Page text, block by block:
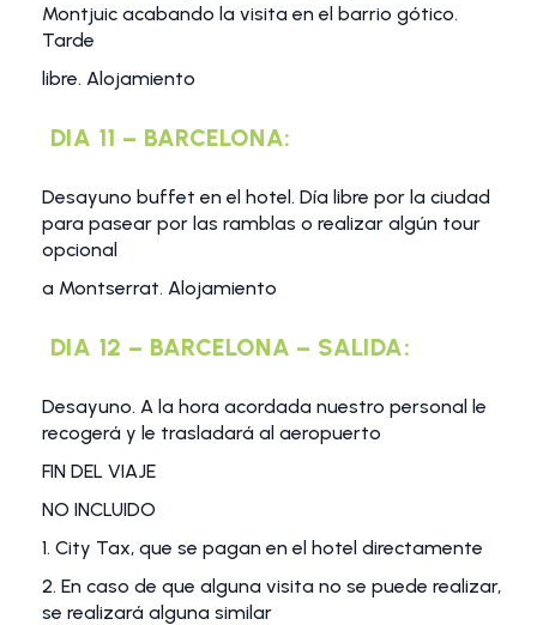
Montjuic acabando la visita en el barrio gótico.
Tarde
libre. Alojamiento
DIA 11 – BARCELONA:
Desayuno buffet en el hotel. Día libre por la ciudad
para pasear por las ramblas o realizar algún tour
opcional
a Montserrat. Alojamiento
DIA 12 – BARCELONA – SALIDA:
Desayuno. A la hora acordada nuestro personal le
recogerá y le trasladará al aeropuerto
FIN DEL VIAJE
NO INCLUIDO
1. City Tax, que se pagan en el hotel directamente
2. En caso de que alguna visita no se puede realizar,
se realizará alguna similar